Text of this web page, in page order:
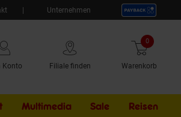
Unternehmen
Konto Filiale finden Warenkorb
0 Artikel
Multimedia Sale Externer
Reisen